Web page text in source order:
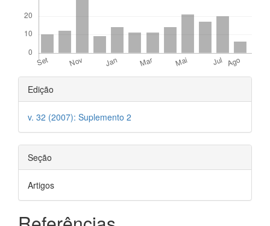
Detalhes
do
artigo
Edição
v. 32 (2007): Suplemento 2
Seção
Artigos